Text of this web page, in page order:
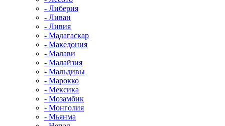
- Либерия
- Ливан
- Ливия
- Мадагаскар
- Македония
- Малави
- Малайзия
- Мальдивы
- Марокко
- Мексика
- Мозамбик
- Монголия
- Мьянма